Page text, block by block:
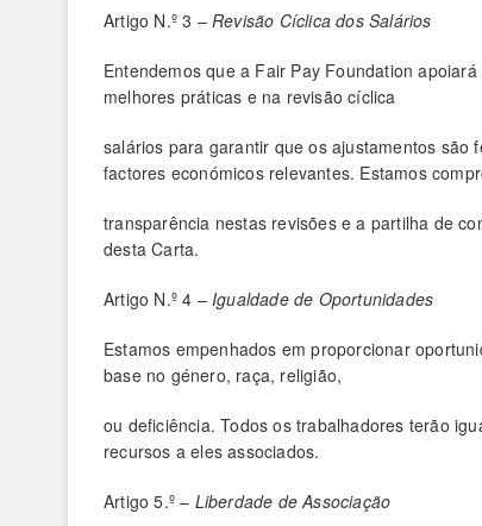
Artigo N.º 3 – Revisão Cíclica dos Salários
Entendemos que a Fair Pay Foundation
melhores práticas e na revisão cíclica
salários para garantir que os ajustamentos são
factores económicos relevantes. Estamos
transparência nestas revisões e a partilha de
desta Carta.
Artigo N.º 4 – Igualdade de Oportunidades
Estamos empenhados em proporcionar
base no género, raça, religião,
ou deficiência. Todos os trabalhadores terão
recursos a eles associados.
Artigo 5.º – Liberdade de Associação